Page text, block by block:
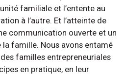
familiale et l’entente au
à l’autre. Et l’atteinte de
communication ouverte et un
famille. Nous avons entamé
familles entrepreneuriales
en pratique, en leur